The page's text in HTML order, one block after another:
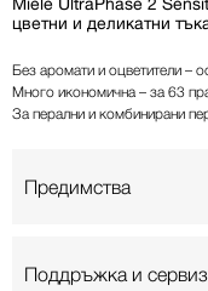
цветни и деликатни
Без аромати и оцветители –
Много икономична – за 63
За перални и комбинирани
Предимства
Поддръжка и сервиз